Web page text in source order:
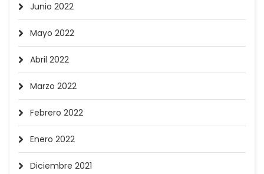
Junio 2022
Mayo 2022
Abril 2022
Marzo 2022
Febrero 2022
Enero 2022
Diciembre 2021